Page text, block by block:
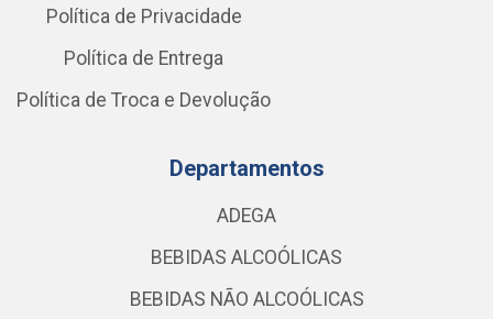
Política de Privacidade
Política de Entrega
Política de Troca e Devolução
Departamentos
ADEGA
BEBIDAS ALCOÓLICAS
BEBIDAS NÃO ALCOÓLICAS